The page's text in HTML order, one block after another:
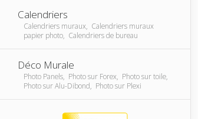
Calendriers
Calendriers muraux, Calendriers muraux
papier photo, Calendriers de bureau
Déco Murale
Photo Panels, Photo sur Forex, Photo sur toile,
Photo sur Alu-Dibond, Photo sur Plexi